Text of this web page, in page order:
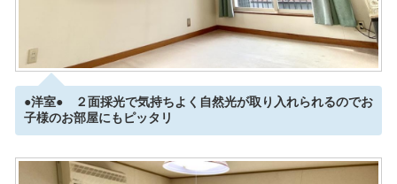
●洋室● ２面採光で気持ちよく自然光が取り入れられるのでお
子様のお部屋にもピッタリ